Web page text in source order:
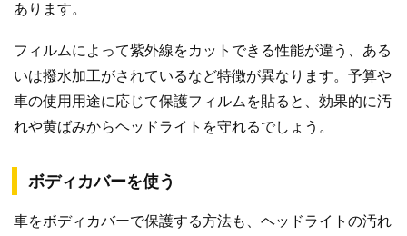
あります。
フィルムによって紫外線をカットできる性能が違う、ある
いは撥水加工がされているなど特徴が異なります。予算や
車の使用用途に応じて保護フィルムを貼ると、効果的に汚
れや黄ばみからヘッドライトを守れるでしょう。
ボディカバーを使う
車をボディカバーで保護する方法も、ヘッドライトの汚れ